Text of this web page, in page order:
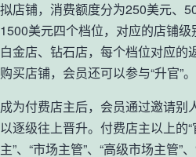
拟店铺，消费额度分为250美元、
1500美元四个档位，对应的店铺级
白金店、钻石店，每个档位对应的
购买店铺，会员还可以参与“升官”。
成为付费店主后，会员通过邀请别
以逐级往上晋升。付费店主以上的“
主”、“市场主管”、“高级市场主管”